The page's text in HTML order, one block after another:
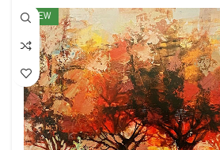
NEW